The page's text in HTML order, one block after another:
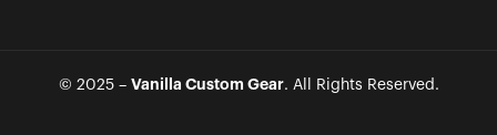
© 2025 – Vanilla Custom Gear. All Rights Reserved.